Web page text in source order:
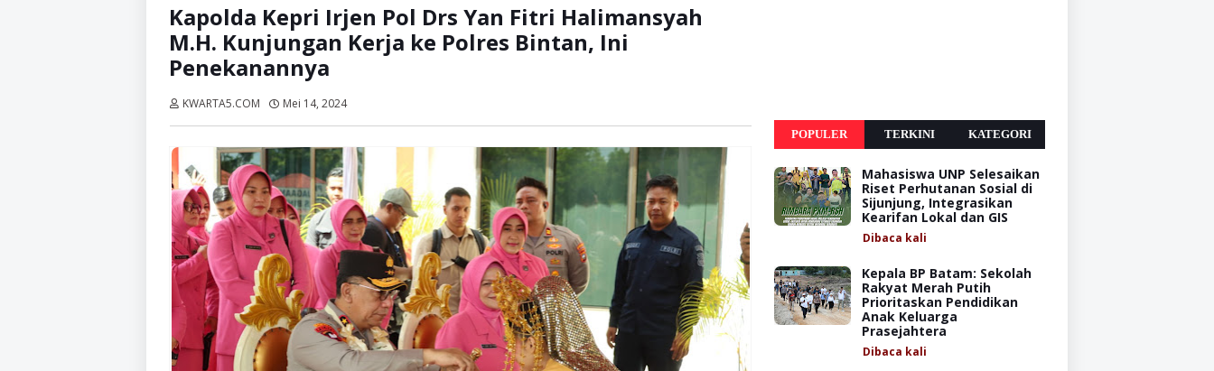
Kapolda Kepri Irjen Pol Drs Yan Fitri Halimansyah
M.H. Kunjungan Kerja ke Polres Bintan, Ini
Penekanannya
KWARTA5.COM Mei 14, 2024
POPULER TERKINI KATEGORI
Mahasiswa UNP Selesaikan
Riset Perhutanan Sosial di
Sijunjung, Integrasikan
Kearifan Lokal dan GIS
Dibaca kali
Kepala BP Batam: Sekolah
Rakyat Merah Putih
Prioritaskan Pendidikan
Anak Keluarga
Prasejahtera
Dibaca kali